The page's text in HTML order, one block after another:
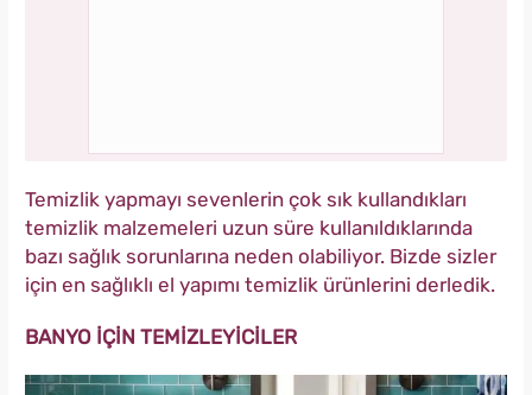
Temizlik yapmayı sevenlerin çok sık kullandıkları
temizlik malzemeleri uzun süre kullanıldıklarında
bazı sağlık sorunlarına neden olabiliyor. Bizde sizler
için en sağlıklı el yapımı temizlik ürünlerini derledik.
BANYO İÇİN TEMİZLEYİCİLER